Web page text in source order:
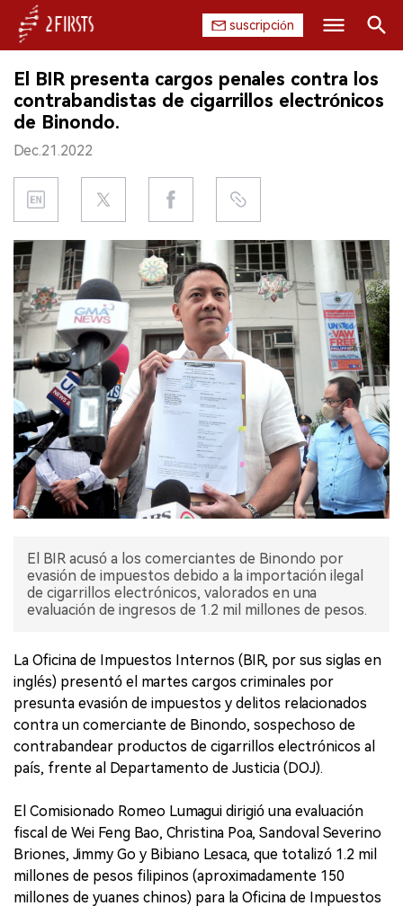
suscripción
INICIO
EMPRESA
PRODUCTO
REGULACIÓN
CHINA
DATOS
EXPOSICIÓN
ENTREVISTA
Buscar
El BIR presenta cargos penales contra los
contrabandistas de cigarrillos electrónicos
de Binondo.
Dec.21.2022
El BIR acusó a los comerciantes de Binondo por
evasión de impuestos debido a la importación ilegal
de cigarrillos electrónicos, valorados en una
evaluación de ingresos de 1.2 mil millones de pesos.
La Oficina de Impuestos Internos (BIR, por sus siglas en
inglés) presentó el martes cargos criminales por
presunta evasión de impuestos y delitos relacionados
contra un comerciante de Binondo, sospechoso de
contrabandear productos de cigarrillos electrónicos al
país, frente al Departamento de Justicia (DOJ).
El Comisionado Romeo Lumagui dirigió una evaluación
fiscal de Wei Feng Bao, Christina Poa, Sandoval Severino
Briones, Jimmy Go y Bibiano Lesaca, que totalizó 1.2 mil
millones de pesos filipinos (aproximadamente 150
millones de yuanes chinos) para la Oficina de Impuestos